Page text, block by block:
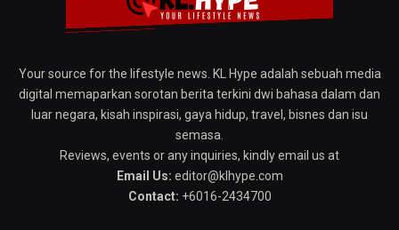
Your source for the lifestyle news. KL Hype adalah sebuah media
digital memaparkan sorotan berita terkini dwi bahasa dalam dan
luar negara, kisah inspirasi, gaya hidup, travel, bisnes dan isu
semasa.
Reviews, events or any inquiries, kindly email us at
Email Us: editor@klhype.com
Contact: +6016-2434700